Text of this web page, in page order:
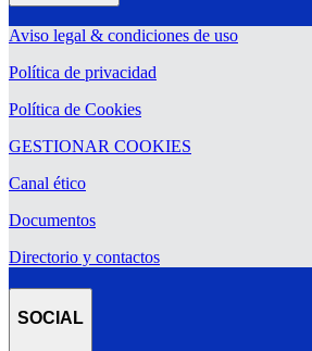
Aviso legal & condiciones de uso
Política de privacidad
Política de Cookies
GESTIONAR COOKIES
Canal ético
Documentos
Directorio y contactos
SOCIAL